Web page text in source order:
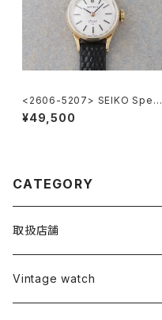
<2606-5207> SEIKO Speci
al
¥49,500
CATEGORY
取扱店舗
L o'clock
Vintage watch